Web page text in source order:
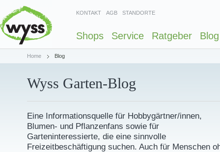
KONTAKT AGB STANDORTE
Shops Service Ratgeber Blog
Home Blog
Wyss Garten-Blog
Eine Informationsquelle für Hobbygärtner/innen,
Blumen- und Pflanzenfans sowie für
Garteninteressierte, die eine sinnvolle
Freizeitbeschäftigung suchen. Auch für Menschen